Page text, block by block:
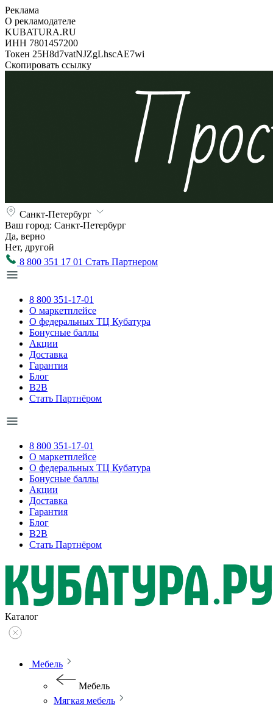
Реклама
О рекламодателе
KUBATURA.RU
ИНН 7801457200
Токен 25H8d7vatNJZgLhscAE7wi
Скопировать ссылку
Санкт-Петербург
Ваш город: Санкт-Петербург
Да, верно
Нет, другой
8 800 351 17 01 Стать Партнером
8 800 351-17-01
О маркетплейсе
О федеральных ТЦ Кубатура
Бонусные баллы
Акции
Доставка
Гарантия
Блог
B2B
Стать Партнёром
8 800 351-17-01
О маркетплейсе
О федеральных ТЦ Кубатура
Бонусные баллы
Акции
Доставка
Гарантия
Блог
B2B
Стать Партнёром
Каталог
Мебель
Мебель
Мягкая мебель